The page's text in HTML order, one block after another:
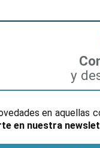
y
en aquellas
en nuestra